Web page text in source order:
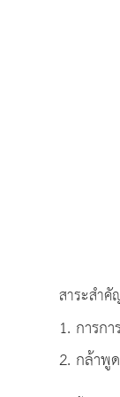
สาระสำ
1. การก
2. กล้าพู